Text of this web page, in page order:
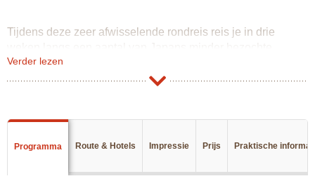
Tijdens deze zeer afwisselende rondreis reis je in drie
highlights in het noorden van het land. Hokkaido is het
meest noordelijke eiland van Japan en je reist vanuit haar
soms per trein en soms ook met een eigen huurauto.
Overnachten doe je in hotels en/of traditionele Japanse
Je begint de reis in de onbetwiste hoofdstad van het
Verder lezen
Programma Route & Hotels Impressie Prijs Praktische